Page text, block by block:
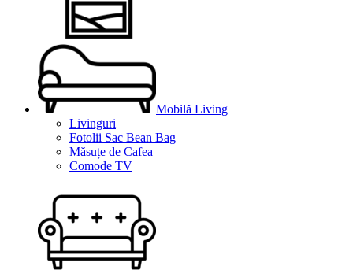
Mobilă Living
Livinguri
Fotolii Sac Bean Bag
Măsuțe de Cafea
Comode TV